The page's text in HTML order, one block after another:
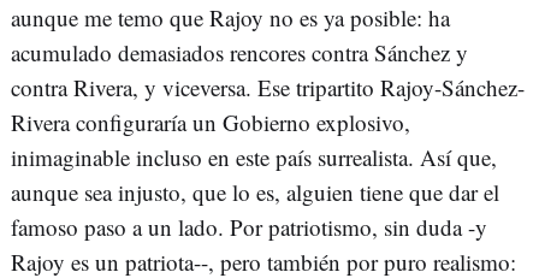
aunque me temo que Rajoy no es ya posible: ha
acumulado demasiados rencores contra Sánchez y
contra Rivera, y viceversa. Ese tripartito Rajoy-Sánchez-
Rivera configuraría un Gobierno explosivo,
inimaginable incluso en este país surrealista. Así que,
aunque sea injusto, que lo es, alguien tiene que dar el
famoso paso a un lado. Por patriotismo, sin duda -y
Rajoy es un patriota--, pero también por puro realismo: